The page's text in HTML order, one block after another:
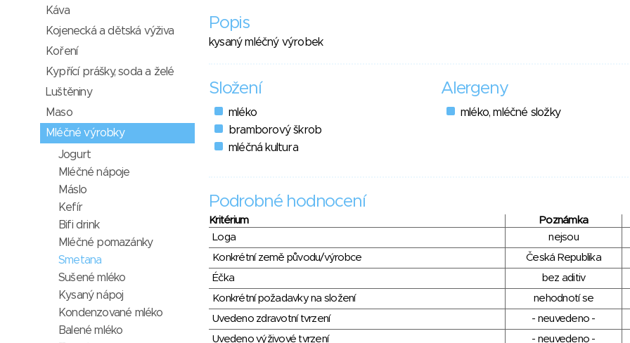
Popis
kysaný mléčný výrobek
Složení
mléko
bramborový škrob
mléčná kultura
Alergeny
mléko, mléčné složky
Podrobné hodnocení
Kritérium Poznámka
Loga
nejsou
Konkrétní země původu/výrobce
Česká Republika
Éčka
bez aditiv
Konkrétní požadavky na složení
nehodnotí se
Uvedeno zdravotní tvrzení
- neuvedeno -
Uvedeno výživové tvrzení
- neuvedeno -
Káva
Kojenecká a dětská výživa
Koření
Kypřící prášky, soda a želé
Luštěniny
Maso
Mléčné výrobky
Jogurt
Mléčné nápoje
Máslo
Kefír
Bifi drink
Mléčné pomazánky
Smetana
Sušené mléko
Kysaný nápoj
Kondenzované mléko
Balené mléko